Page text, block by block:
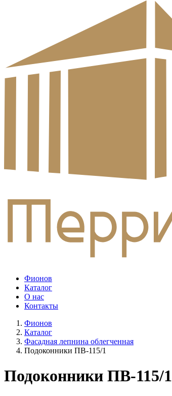
Фионов
Каталог
О нас
Контакты
Фионов
Каталог
Фасадная лепнина облегченная
Подоконники ПВ-115/1
Подоконники ПВ-115/1